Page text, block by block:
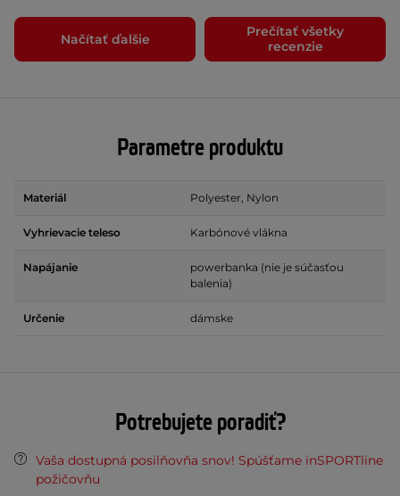
Načítať ďalšie
Prečítať všetky
recenzie
Parametre produktu
Materiál Polyester, Nylon
Vyhrievacie teleso Karbónové vlákna
Napájanie
powerbanka (nie je súčasťou
balenia)
Určenie dámske
Potrebujete poradiť?
Vaša dostupná posilňovňa snov! Spúšťame inSPORTline
požičovňu